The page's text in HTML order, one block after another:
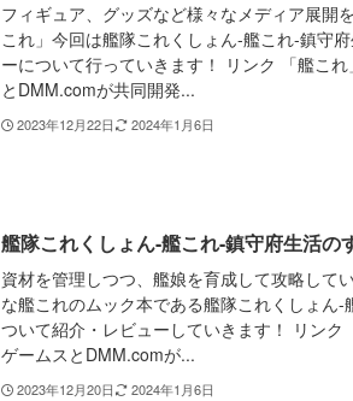
フィギュア、グッズなど様々なメディア展開
これ」今回は艦隊これくしょん-艦これ-鎮守
ーについて行っていきます！ リンク 「艦こ
とDMM.comが共同開発...
2023年12月22日 2024年1月6日
艦隊これくしょん-艦これ-鎮守府生活
資材を管理しつつ、艦娘を育成して攻略して
な艦これのムック本である艦隊これくしょん
ついて紹介・レビューしていきます！ リンク
ゲームスとDMM.comが...
2023年12月20日 2024年1月6日